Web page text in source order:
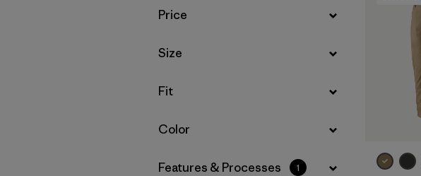
Filtrar por
Price
Filtrar por
Size
Filtrar por
Fit
Filtrar por
Color
Filtrar por
Features & Processes 1